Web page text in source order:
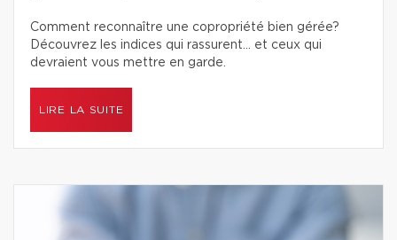
Comment reconnaître une copropriété bien gérée?
Découvrez les indices qui rassurent… et ceux qui
devraient vous mettre en garde.
LIRE LA SUITE